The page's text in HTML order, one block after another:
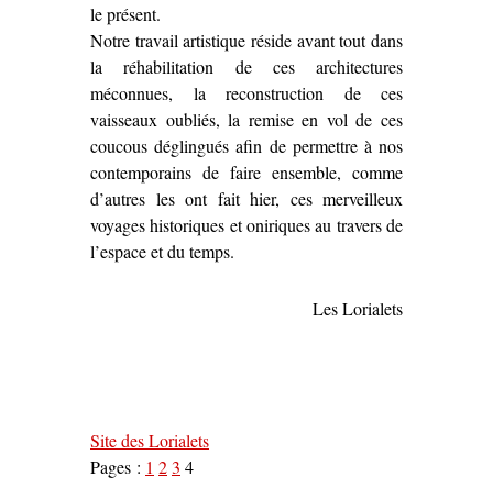
le présent.
Notre travail artistique réside avant tout dans
la réhabilitation de ces architectures
méconnues, la reconstruction de ces
vaisseaux oubliés, la remise en vol de ces
coucous déglingués afin de permettre à nos
contemporains de faire ensemble, comme
d’autres les ont fait hier, ces merveilleux
voyages historiques et oniriques au travers de
l’espace et du temps.
Les Lorialets
Site des Lorialets
Pages : 1 23 4